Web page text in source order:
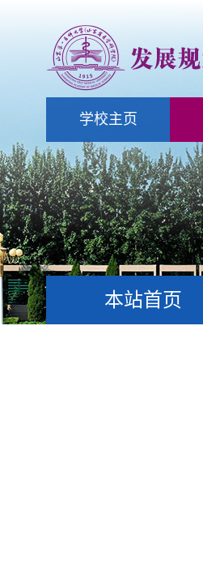
学校主页
本站首页